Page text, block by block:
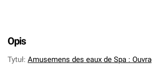
Opis
Tytuł: Amusemens des eaux de Spa :